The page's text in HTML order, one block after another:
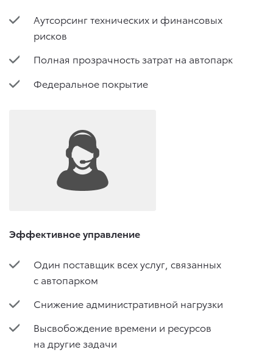
Аутсорсинг технических и финансовых
рисков
Полная прозрачность затрат на автопарк
Федеральное покрытие
Эффективное управление
Один поставщик всех услуг, связанных
с автопарком
Снижение административной нагрузки
Высвобождение времени и ресурсов
на другие задачи